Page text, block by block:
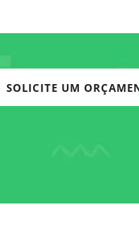
SOLICITE UM